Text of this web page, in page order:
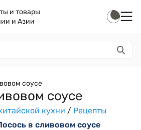
и товары
и Азии
соусе
соусе
кухни / Рецепты
в сливовом соусе